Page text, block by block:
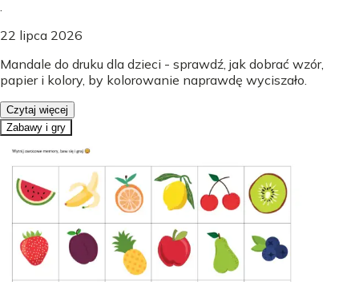
22 lipca 2026
Mandale do druku dla dzieci - sprawdź, jak dobrać wzór,
papier i kolory, by kolorowanie naprawdę wyciszało.
Czytaj więcej
Zabawy i gry